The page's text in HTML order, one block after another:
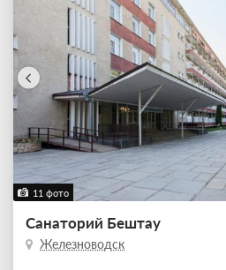
11 фото
Санаторий Бештау
Железноводск